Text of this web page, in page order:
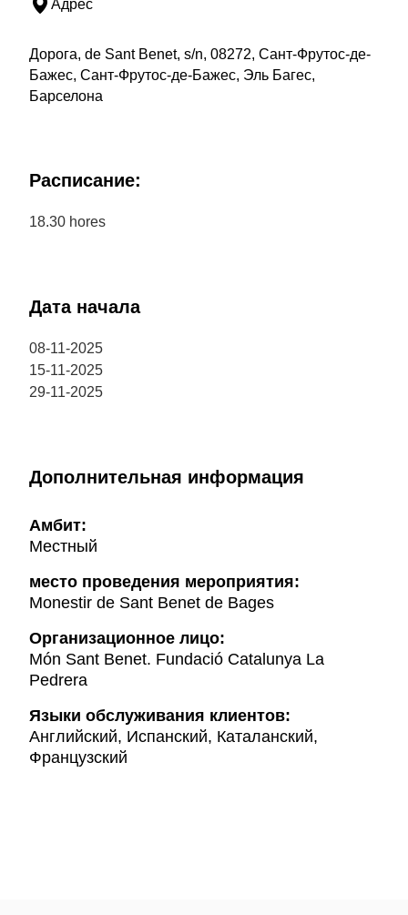
Адрес
Дорога, de Sant Benet, s/n, 08272, Сант-Фрутос-де-
Бажес, Сант-Фрутос-де-Бажес, Эль Багес,
Барселона
Расписание:
18.30 hores
Дата начала
08-11-2025
15-11-2025
29-11-2025
Дополнительная информация
Амбит:
Местный
место проведения мероприятия:
Monestir de Sant Benet de Bages
Организационное лицо:
Món Sant Benet. Fundació Catalunya La
Pedrera
Языки обслуживания клиентов:
Английский, Испанский, Каталанский,
Французский